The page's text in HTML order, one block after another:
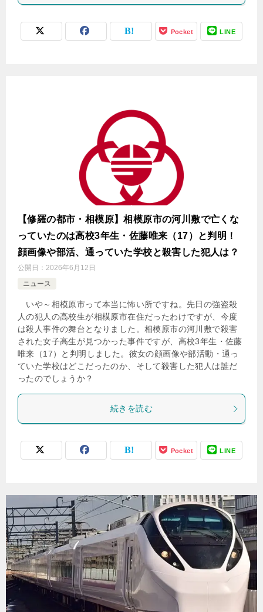
Pocket LINE
【修羅の都市・相模原】相模原市の河川敷で亡くな
っていたのは高校3年生・佐藤唯来（17）と判明！
顔画像や部活、通っていた学校と殺害した犯人は？
公開日： 2026年6月12日
ニュース
いや～相模原市って本当に怖い所ですね。先日の強盗殺
人の犯人の高校生が相模原市在住だったわけですが、今度
は殺人事件の舞台となりました。相模原市の河川敷で殺害
された女子高生が見つかった事件ですが、高校3年生・佐藤
唯来（17）と判明しました。彼女の顔画像や部活動・通っ
ていた学校はどこだったのか、そして殺害した犯人は誰だ
ったのでしょうか？
続きを読む
Pocket LINE